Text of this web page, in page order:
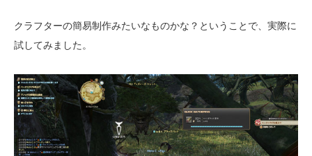
クラフターの簡易制作みたいなものかな？ということで、実際に
試してみました。